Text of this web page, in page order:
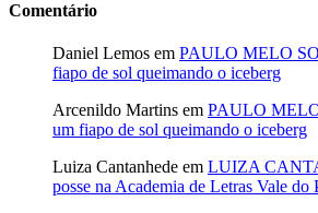
Comentário
Daniel Lemos em PAULO MELO
fiapo de sol queimando o iceberg
Arcenildo Martins em PAULO
um fiapo de sol queimando o iceberg
Luiza Cantanhede em LUIZA
posse na Academia de Letras Vale do